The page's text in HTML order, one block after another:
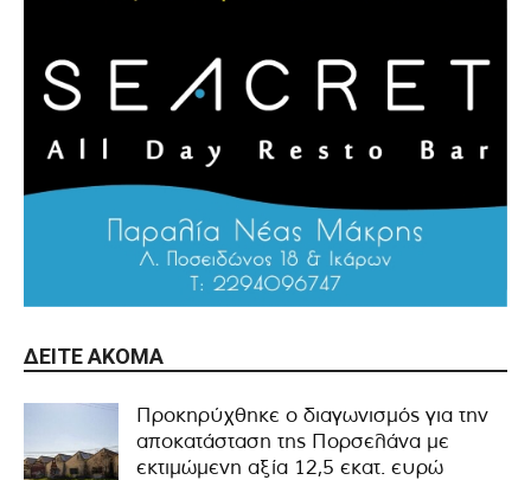
ΔΕΊΤΕ ΑΚΌΜΑ
Προκηρύχθηκε ο διαγωνισμός για την
αποκατάσταση της Πορσελάνα με
εκτιμώμενη αξία 12,5 εκατ. ευρώ